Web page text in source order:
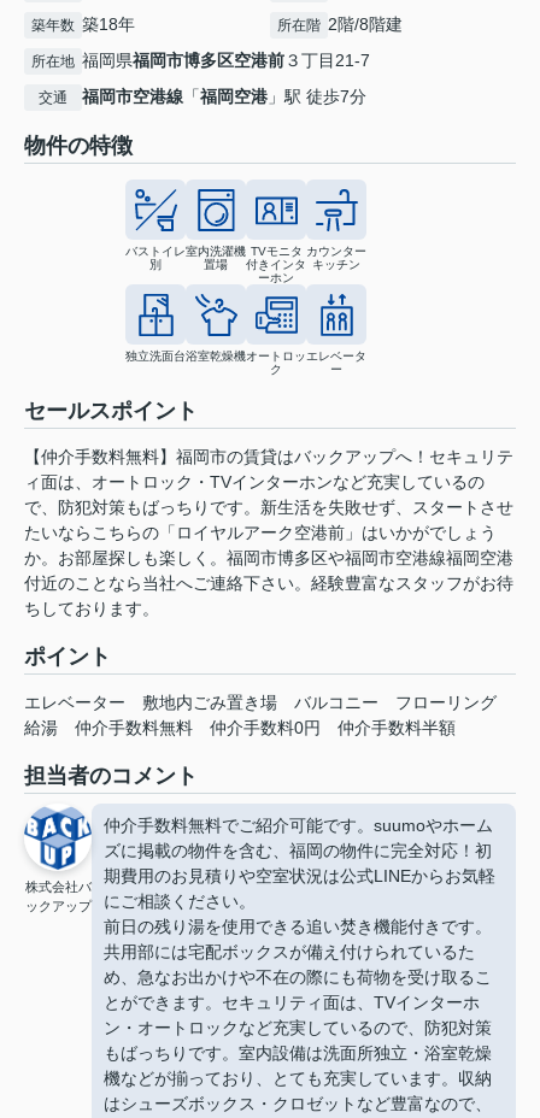
築年数 築18年 所在階 2階/8階建
所在地 福岡県福岡市博多区空港前３丁目21-7
交通 福岡市空港線 「福岡空港 」駅 徒歩7分
物件の特徴
バストイレ
別
室内洗濯機
置場
TVモニタ
付きインタ
ーホン
カウンター
キッチン
独立洗面台浴室乾燥機オートロッ
ク
エレベータ
ー
セールスポイント
【仲介手数料無料】福岡市の賃貸はバックアップへ！セキュリテ
ィ面は、オートロック・TVインターホンなど充実しているの
で、防犯対策もばっちりです。新生活を失敗せず、スタートさせ
たいならこちらの「ロイヤルアーク空港前」はいかがでしょう
か。お部屋探しも楽しく。福岡市博多区や福岡市空港線福岡空港
付近のことなら当社へご連絡下さい。経験豊富なスタッフがお待
ちしております。
ポイント
エレベーター 敷地内ごみ置き場 バルコニー
フローリング
給湯
仲介手数料無料 仲介手数料0円 仲介手数料半額
担当者のコメント
株式会社バ
ックアップ
仲介手数料無料でご紹介可能です。suumoやホーム
ズに掲載の物件を含む、福岡の物件に完全対応！初
期費用のお見積りや空室状況は公式LINEからお気軽
にご相談ください。
前日の残り湯を使用できる追い焚き機能付きです。
共用部には宅配ボックスが備え付けられているた
め、急なお出かけや不在の際にも荷物を受け取るこ
とができます。セキュリティ面は、TVインターホ
ン・オートロックなど充実しているので、防犯対策
もばっちりです。室内設備は洗面所独立・浴室乾燥
機などが揃っており、とても充実しています。収納
はシューズボックス・クロゼットなど豊富なので、